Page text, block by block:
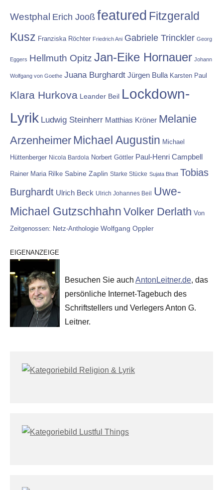
Westphal Erich Jooß featured Fitzgerald
Kusz Franziska Röchter Friedrich Ani Gabriele Trinckler Georg
Eggers Hellmuth Opitz Jan-Eike Hornauer Johann
Wolfgang von Goethe Juana Burghardt Jürgen Bulla Karsten Paul
Klara Hurkova Leander Beil Lockdown-
Lyrik Ludwig Steinherr Matthias Kröner Melanie
Arzenheimer Michael Augustin Michael
Hüttenberger Nicola Bardola Norbert Göttler Paul-Henri Campbell
Rainer Maria Rilke Sabine Zaplin Starke Stücke Sujata Bhatt Tobias
Burghardt Ulrich Beck Ulrich Johannes Beil Uwe-
Michael Gutzschhahn Volker Derlath Von
Zeitgenossen: Netz-Anthologie Wolfgang Oppler
EIGENANZEIGE
Besuchen Sie auch AntonLeitner.de, das
persönliche Internet-Tagebuch des
Schriftstellers und Verlegers Anton G.
Leitner.